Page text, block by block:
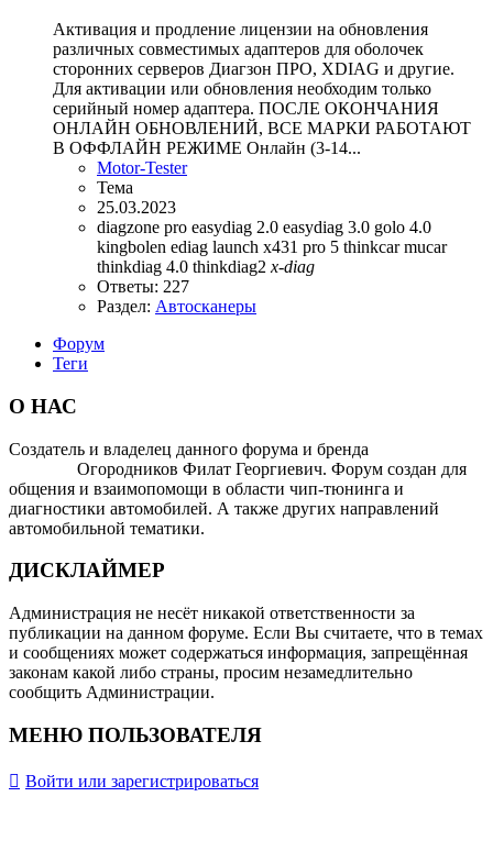
Активация и продление лицензии на обновления
различных совместимых адаптеров для оболочек
сторонних серверов Диагзон ПРО, XDIAG и другие.
Для активации или обновления необходим только
серийный номер адаптера. ПОСЛЕ ОКОНЧАНИЯ
ОНЛАЙН ОБНОВЛЕНИЙ, ВСЕ МАРКИ РАБОТАЮТ
В ОФФЛАЙН РЕЖИМЕ Онлайн (3-14...
Motor-Tester
Тема
25.03.2023
diagzone pro easydiag 2.0 easydiag 3.0 golo 4.0
kingbolen ediag launch x431 pro 5 thinkcar mucar
thinkdiag 4.0 thinkdiag2 x-diag
Ответы: 227
Раздел: Автосканеры
Форум
Теги
О НАС
Создатель и владелец данного форума и бренда
Огородников Филат Георгиевич. Форум создан для
общения и взаимопомощи в области чип-тюнинга и
диагностики автомобилей. А также других направлений
автомобильной тематики.
ДИСКЛАЙМЕР
Администрация не несёт никакой ответственности за
публикации на данном форуме. Если Вы считаете, что в темах
и сообщениях может содержаться информация, запрещённая
законам какой либо страны, просим незамедлительно
сообщить Администрации.
МЕНЮ ПОЛЬЗОВАТЕЛЯ
Войти или зарегистрироваться